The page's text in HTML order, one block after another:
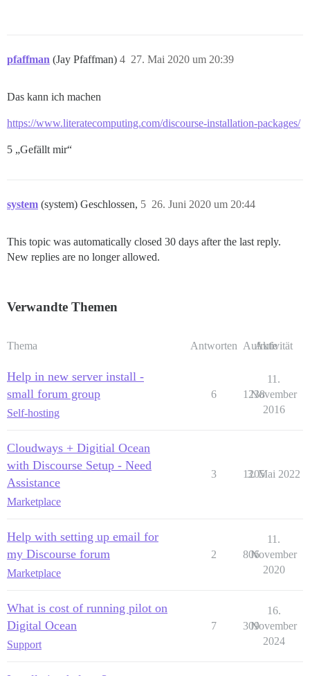
pfaffman (Jay Pfaffman) 27. Mai 2020 um 20:39
4
Das kann ich machen
https://www.literatecomputing.com/discourse-installation-packages/
5 „Gefällt mir“
system (system) Geschlossen, 26. Juni 2020 um 20:44
5
This topic was automatically closed 30 days after the last reply.
New replies are no longer allowed.
Verwandte Themen
Thema Antworten Aufrufe
Aktivität
Help in new server install -
small forum group
Self-hosting
6 1238
11.
November
2016
Cloudways + Digitial Ocean
with Discourse Setup - Need
Assistance
Marketplace
3 1205
3. Mai 2022
Help with setting up email for
my Discourse forum
Marketplace
2 806
11.
November
2020
What is cost of running pilot on
Digital Ocean
Support
7 309
16.
November
2024